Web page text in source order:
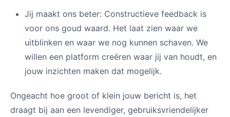
Jij maakt ons beter: Constructieve feedback is
voor ons goud waard. Het laat zien waar we
uitblinken en waar we nog kunnen schaven. We
willen een platform creëren waar jij van houdt, en
jouw inzichten maken dat mogelijk.
Ongeacht hoe groot of klein jouw bericht is, het
draagt bij aan een levendiger, gebruiksvriendelijker